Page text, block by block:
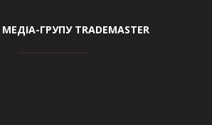
ГРУПУ TRADEMASTER